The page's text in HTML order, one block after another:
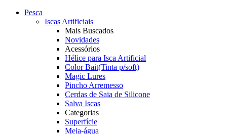
Pesca
Iscas Artificiais
Mais Buscados
Novidades
Acessórios
Hélice para Isca Artificial
Color Bait(Tinta p/soft)
Magic Lures
Pincho Arremesso
Cerdas de Saia de Silicone
Salva Iscas
Categorias
Superfície
Meia-água